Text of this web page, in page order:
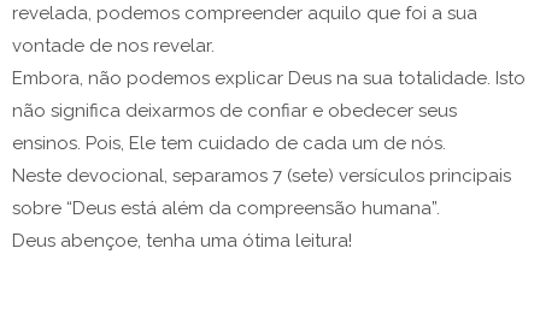
revelada, podemos compreender aquilo que foi a sua
vontade de nos revelar.
Embora, não podemos explicar Deus na sua totalidade. Isto
não significa deixarmos de confiar e obedecer seus
ensinos. Pois, Ele tem cuidado de cada um de nós.
Neste devocional, separamos 7 (sete) versículos principais
sobre “Deus está além da compreensão humana”.
Deus abençoe, tenha uma ótima leitura!